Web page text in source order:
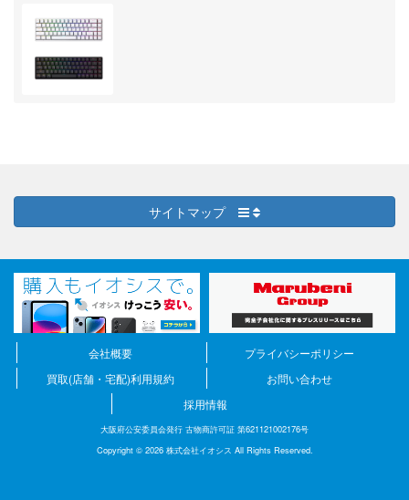
サイトマップ
会社概要
プライバシーポリシー
買取(店舗・宅配)利用規約
お問い合わせ
採用情報
大阪府公安委員会発行 古物商許可証 第621121002176号
Copyright © 2026 株式会社イオシス All Rights Reserved.